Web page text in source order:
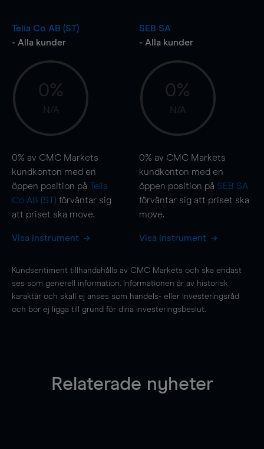
Telia Co AB (ST)
- Alla kunder
0%
N/A
0% av CMC Markets
kundkonton med en
öppen position på Telia
Co AB (ST) förväntar sig
att priset ska move.
Visa instrument
SEB SA
- Alla kunder
0%
N/A
0% av CMC Markets
kundkonton med en
öppen position på SEB SA
förväntar sig att priset ska
move.
Visa instrument
Kundsentiment tillhandahålls av CMC Markets och ska endast
ses som generell information. Informationen är av historisk
karaktär och skall ej anses som handels- eller investeringsråd
och bör ej ligga till grund för dina investeringsbeslut.
Relaterade nyheter